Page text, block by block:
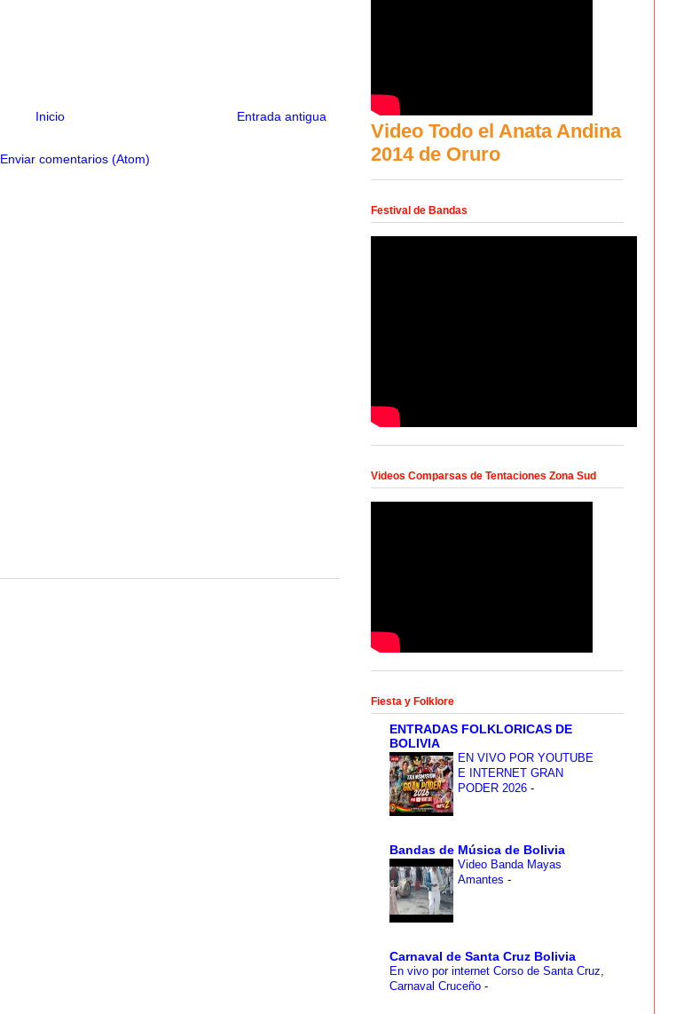
Entrada antigua
Inicio
Enviar comentarios (Atom)
Video Todo el Anata Andina
2014 de Oruro
Festival de Bandas
Videos Comparsas de Tentaciones Zona Sud
Fiesta y Folklore
ENTRADAS FOLKLORICAS DE
BOLIVIA
EN VIVO POR YOUTUBE
E INTERNET GRAN
PODER 2026 -
Bandas de Música de Bolivia
Video Banda Mayas
Amantes -
Carnaval de Santa Cruz Bolivia
En vivo por internet Corso de Santa Cruz,
Carnaval Cruceño -